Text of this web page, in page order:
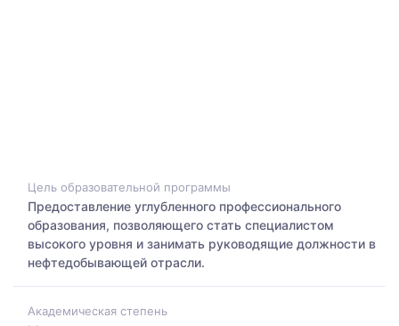
Цель образовательной программы
Предоставление углубленного профессионального
образования, позволяющего стать специалистом
высокого уровня и занимать руководящие должности в
нефтедобывающей отрасли.
Академическая степень